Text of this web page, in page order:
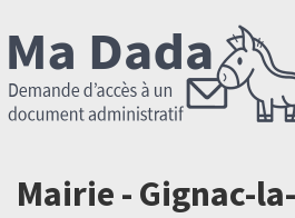
Mairie - Gignac-